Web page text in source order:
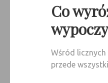
Co
Wśród
przede